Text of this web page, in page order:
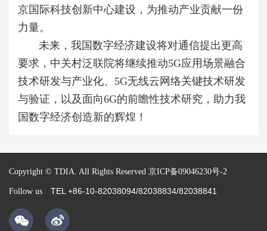
京国际科技创新中心建设，为推动产业贡献一份
力量。
未来，我国数字经济建设将对通信提出更高
要求，中关村泛联院将继续推动5G应用场景融合
技术研发与产业化、5G无线云网络关键技术研发
与验证，以及面向6G的前瞻性技术研究，助力我
国数字经济创造新的辉煌！
Copyright © TDIA. All Rights Reserved 京ICP备09046230号-2
Follow us TEL +86-10-82038094/82038834/82038841